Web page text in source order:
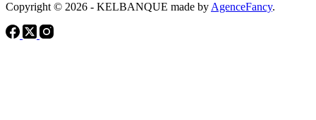
Copyright © 2026 - KELBANQUE made by AgenceFancy.